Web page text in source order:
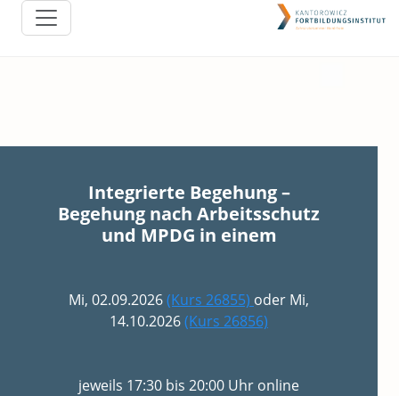
Integrierte Begehung –
Begehung nach Arbeitsschutz
und MPDG in einem
Mi, 02.09.2026(Kurs 26855) oder Mi,
14.10.2026(Kurs 26856)
jeweils 17:30 bis 20:00 Uhr online